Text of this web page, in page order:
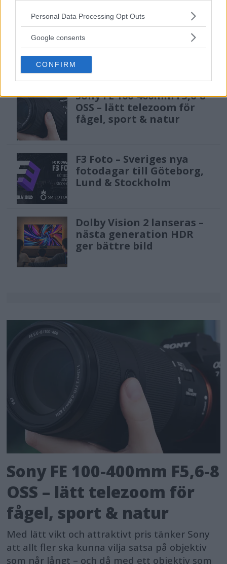
Please note that this website/app uses one or more Google
not limited to your visit or usage behaviour. You may click to
use your data for below specified purposes in below Google
consent section.
Personal Data Processing Opt Outs
Google consents
CONFIRM
OM System lanserar
gratislån av kameror &
objektiv i Sverige
Sony FE 100-400mm F5,6-8
OSS – lätt telezoom för
fågel, sport & natur
F3 Foto – Sveriges nya
fotodagar till Göteborg,
Lund & Stockholm
Dolby Vision 2 lanseras –
nästa generation HDR
ger bättre bild
Sony FE 100-400mm F5,6-8
OSS – lätt telezoom för
fågel, sport & natur
Med lätt vikt och attraktivt pris tänker Sony
att allt fler ska kunna vilja satsa på objektiv
som når långt – och då med ett objektiv som